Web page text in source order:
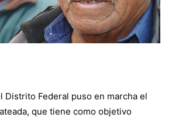
Distrito Federal puso en marcha el
que tiene como objetivo